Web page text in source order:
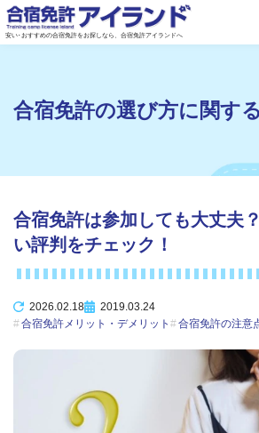
安い･おすすめの合宿免許をお探しなら、合宿免許アイランドへ
合宿免許の選び方に関す
合宿免許は参加しても大丈夫
い評判をチェック！
2026.02.18 2019.03.24
合宿免許メリット・デメリット
合宿免許の注意